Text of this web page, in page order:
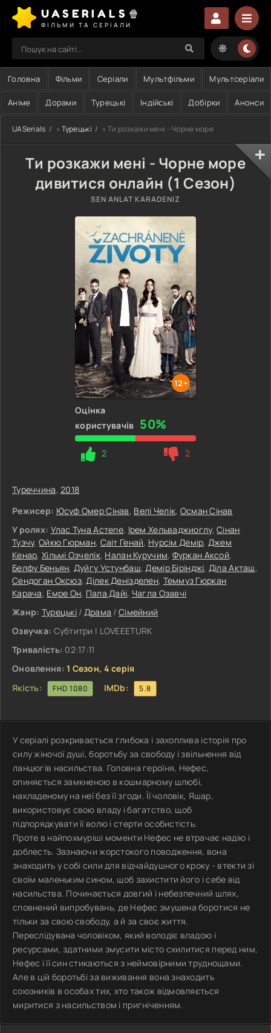
UASERIALS🍿
ФІЛЬМИ ТА СЕРІАЛИ
Головна Фільми Серіали Мультфільми Мультсеріали
Аніме Дорами Турецькі Індійські Добірки Анонси
UASerials » Турецькі » Ти розкажи мені - Чорне море
Ти розкажи мені - Чорне море
дивитися онлайн (1 Сезон)
SEN ANLAT KARADENIZ
12+
Оцінка
користувачів 50%
2 2
Туреччина,2018
Режисер: Юсуф Омер Сінав, Велі Челік, Осман Сінав
У ролях: Улас Туна Астепе, Ірем Хельваджиоглу,Сінан
Тузчу, Ойкю Гюрман, Саіт Генай, Нурсім Демір, Джем
Кенар, Хільмі Озчелік, Налан Куручим, Фуркан Аксой,
Белфу Беньян, Дуйгу Устунбаш,Демір Бірінджі, Діла Акташ,
Сендоган Оксюз,Ділек Денізделен, Теммуз Гюркан
Карача, Емре Он, Пала Дайі, Чагла Озавчі
Жанр: Турецькі/ Драма /Сімейний
Озвучка: Субтитри | LOVEEETURK
Тривалість: 02:17:11
Оновлення: 1 Сезон, 4 серія
Якість:
FHD 1080 IMDb: 5.8
У серіалі розкривається глибока і захоплива історія про
силу жіночої душі, боротьбу за свободу і звільнення від
ланцюгів насильства. Головна героїня, Нефес,
опиняється замкненою в кошмарному шлюбі,
накладеному на неї без її згоди. Її чоловік, Яшар,
використовує свою владу і багатство, щоб
підпорядкувати її волю і стерти особистість.
Проте в найпохмуріші моменти Нефес не втрачає надію і
доблесть. Зазнаючи жорстокого поводження, вона
знаходить у собі сили для відчайдушного кроку - втекти зі
своїм маленьким сином, щоб захистити його і себе від
насильства. Починається довгий і небезпечний шлях,
сповнений випробувань, де Нефес змушена боротися не
тільки за свою свободу, а й за своє життя.
Переслідувана чоловіком, який володіє владою і
ресурсами, здатними змусити місто схилитися перед ним,
Нефес і її син стикаються з неймовірними труднощами.
Але в цій боротьбі за виживання вона знаходить
союзників в особах тих, хто також відмовляється
миритися з насильством і пригніченням.